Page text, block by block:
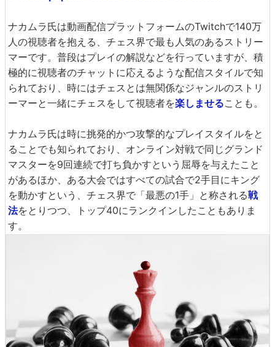
ナカムラ氏は動画配信プラットフォームのTwitchで140万
人の視聴者を抱える、チェス界で最も人気のあるストリー
マーです。普段はプレイの解説などを行っていますが、積
極的に視聴者のチャットに応えるような配信スタイルで知
られており、時にはチェスとは無関係なジャンルのストリ
ーマーと一緒にチェスをして視聴者を楽しませることも。
ナカムラ氏は時に挑発的かつ攻撃的なプレイスタイルをと
ることでも知られており、オンライン対戦で同じグランド
マスターを9回連続で打ち負かすという屈辱を与えたこと
があるほか、ある大会ではすべての試合で2手目にキング
を動かすという、チェス界で「最悪の1手」と称される戦
法をとりつつ、トップ40にランクインしたこともありま
す。